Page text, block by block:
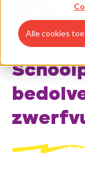
Alle cookies